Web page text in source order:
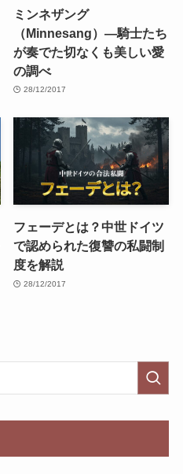
ミンネザング
（Minnesang）―騎士たち
が奏でた切なくも美しい愛
の調べ
28/12/2017
フェーデとは？中世ドイツ
で認められた復讐の私闘制
度を解説
28/12/2017